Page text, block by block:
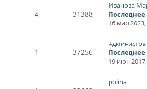
4 31388
Иванова
16 мар 2023,
1 37256
19 июн 2017,
polina